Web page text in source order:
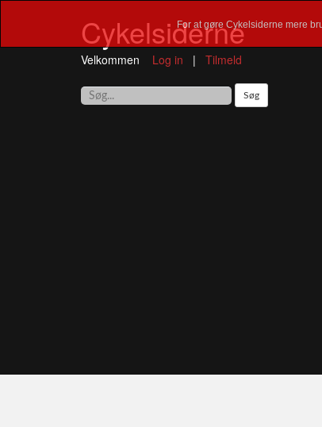
For at gøre Cykelsiderne mere
Cykelsiderne
Velkommen Log in | Tilmeld